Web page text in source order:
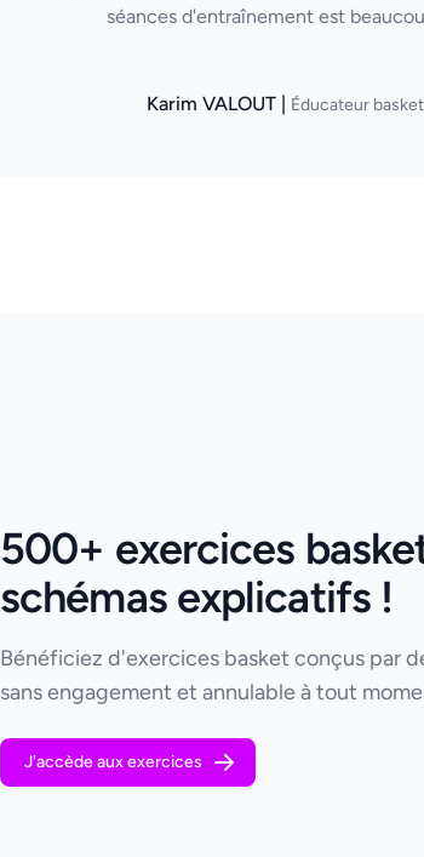
séances d'entraînement est
Karim VALOUT | Éducateur
500+ exercices
schémas explicatifs !
Bénéficiez d'exercices basket conçus par
sans engagement et annulable à tout
J'accède aux exercices